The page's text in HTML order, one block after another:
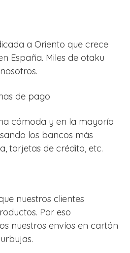
a Oriento que crece
España. Miles de otaku
de pago
cómoda y en la mayoría
los bancos más
tarjetas de crédito, etc.
nuestros clientes
Por eso
nuestros envíos en cartón